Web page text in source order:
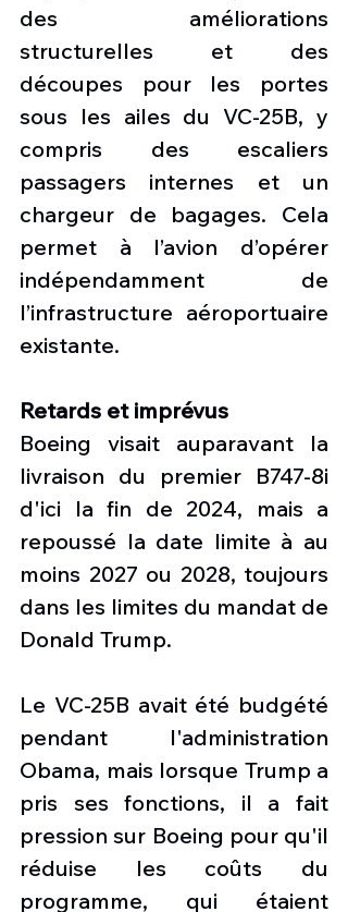
des améliorations
structurelles et des
découpes pour les portes
sous les ailes du VC-25B, y
compris des escaliers
passagers internes et un
chargeur de bagages. Cela
permet à l’avion d’opérer
indépendamment de
l’infrastructure aéroportuaire
existante.
Retards et imprévus
Boeing visait auparavant la
livraison du premier B747-8i
d'ici la fin de 2024, mais a
repoussé la date limite à au
moins 2027 ou 2028, toujours
dans les limites du mandat de
Donald Trump.
Le VC-25B avait été budgété
pendant l'administration
Obama, mais lorsque Trump a
pris ses fonctions, il a fait
pression sur Boeing pour qu'il
réduise les coûts du
programme, qui étaient